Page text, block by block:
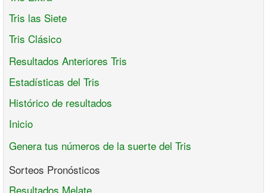
Tris las Siete
Tris Clásico
Resultados Anteriores Tris
Estadísticas del Tris
Histórico de resultados
Inicio
Genera tus números de la suerte del Tris
Sorteos Pronósticos
Resultados Melate